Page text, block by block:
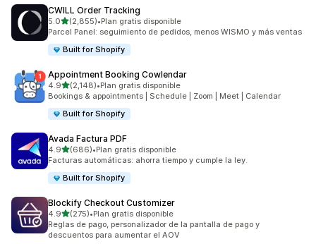
CWILL Order Tracking
5.0de 5 estrellas
(2,855)
2855 reseñas en total
•Plan gratis disponible
Parcel Panel: seguimiento de pedidos, menos WISMO y más ventas
Built for Shopify
Appointment Booking Cowlendar
4.9de 5 estrellas
(2,148)
2148 reseñas en total
•Plan gratis disponible
Bookings & appointments | Schedule | Zoom | Meet | Calendar
Built for Shopify
Avada Factura PDF
4.9de 5 estrellas
(686)
686 reseñas en total
•Plan gratis disponible
Facturas automáticas: ahorra tiempo y cumple la ley.
Built for Shopify
Blockify Checkout Customizer
4.9de 5 estrellas
(275)
275 reseñas en total
•Plan gratis disponible
Reglas de pago, personalizador de la pantalla de pago y
descuentos para aumentar el AOV